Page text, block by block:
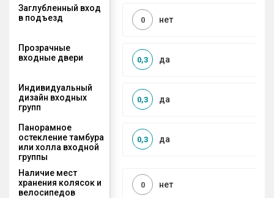
Заглубленный вход
в подъезд
нет
0
Прозрачные
входные двери
да
0,3
Индивидуальный
дизайн входных
групп
да
0,3
Панорамное
остекление тамбура
или холла входной
группы
да
0,3
Наличие мест
хранения колясок и
велосипедов
нет
0